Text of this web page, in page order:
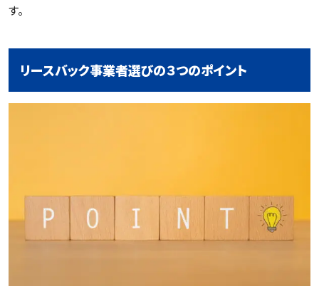
す。
リースバック事業者選びの３つのポイント